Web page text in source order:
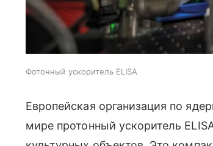
Фотонный ускоритель ELISA
Европейская организация по
мире протонный ускоритель